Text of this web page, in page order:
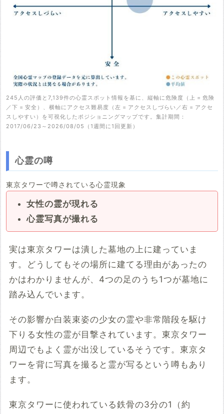
245人の評価と7,139件の心霊スポット情報を基に、縦軸に危険度（上 = 危険
／下 = 安全）、横軸にアクセス難易度（左 = アクセスしづらい／右 = アクセ
スしやすい）を可視化したポジショニングマップです。集計期間：
2017/06/23～2026/08/05（1週間に1回更新）
心霊の噂
東京タワーで噂されている心霊現象
女性の霊が現れる
心霊写真が撮れる
実は東京タワーは潰した墓地の上に建っていま
す。どうしてもその場所に建てる理由があったの
かはわかりませんが、4つの足のうち1つが墓地に
踏み込んでいます。
その影響か白装束姿の少女の霊や非常階段を駆け
下りる女性の霊が目撃されています。東京タワー
周辺でもよく霊が出没しているそうです。東京タ
ワーを背に写真を撮ると霊が写るという噂もあり
ます。
東京タワーに使われている鉄骨の3分の1（約